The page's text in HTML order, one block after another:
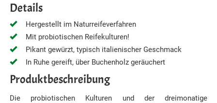
Details
Hergestellt im Naturreifeverfahren
Mit probiotischen Reifekulturen!
Pikant gewürzt, typisch italienischer Geschmack
In Ruhe gereift, über Buchenholz geräuchert
Produktbeschreibung
Die probiotischen Kulturen und der dreimonatige